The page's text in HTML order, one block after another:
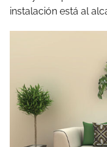
instalación está al